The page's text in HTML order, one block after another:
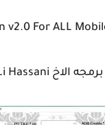
برمجه الاخ ALi Hassani